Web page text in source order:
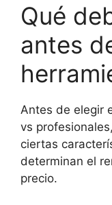
Qué
antes
Antes de elegir
vs
ciertas
determinan el
precio.